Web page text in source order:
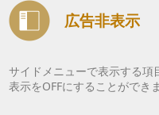
広告非表示
サイドメニューで表示する
表示をOFFにすることができま